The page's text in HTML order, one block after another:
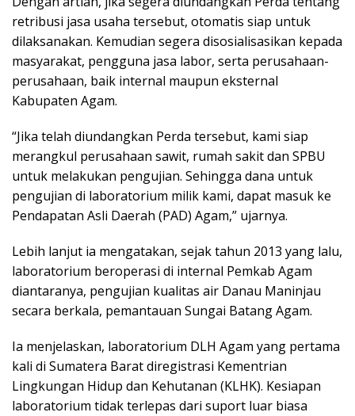
retribusi jasa usaha tersebut, otomatis siap untuk
dilaksanakan. Kemudian segera disosialisasikan kepada
masyarakat, pengguna jasa labor, serta perusahaan-
perusahaan, baik internal maupun eksternal
Kabupaten Agam.
“Jika telah diundangkan Perda tersebut, kami siap
merangkul perusahaan sawit, rumah sakit dan SPBU
untuk melakukan pengujian. Sehingga dana untuk
pengujian di laboratorium milik kami, dapat masuk ke
Pendapatan Asli Daerah (PAD) Agam,” ujarnya.
Lebih lanjut ia mengatakan, sejak tahun 2013 yang lalu,
laboratorium beroperasi di internal Pemkab Agam
diantaranya, pengujian kualitas air Danau Maninjau
secara berkala, pemantauan Sungai Batang Agam.
Ia menjelaskan, laboratorium DLH Agam yang pertama
kali di Sumatera Barat diregistrasi Kementrian
Lingkungan Hidup dan Kehutanan (KLHK). Kesiapan
laboratorium tidak terlepas dari suport luar biasa